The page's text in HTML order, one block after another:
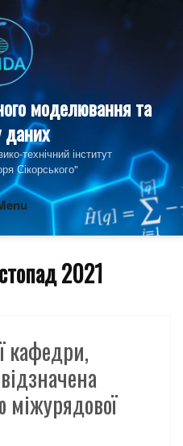
моделювання та
даних
інститут
Сікорського"
2021
кафедри,
міжурядової